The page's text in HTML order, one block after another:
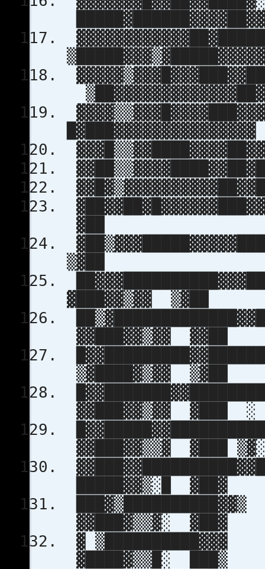
▒██▓▓▓▓▓▓▓▓▓▓▓▓▓██▓
█▓███▓▓▓▓▓▓▓▓▓▓▓▓▓▓▓
▓██
▒▓██
▓▓███▓▓▒▓▓ ▓███
▓▓███▓▓▒▒▓
▓